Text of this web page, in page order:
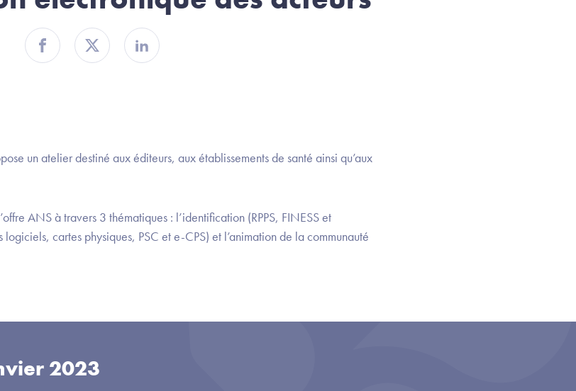
Partager sur Facebook
Partager sur TwitterPartager sur Linkedin
un atelier destiné aux éditeurs, aux établissements de santé ainsi qu’aux
ANS à travers 3 thématiques : l’identification (RPPS, FINESS et
cartes physiques, PSC et e-CPS) et l’animation de la communauté
2023